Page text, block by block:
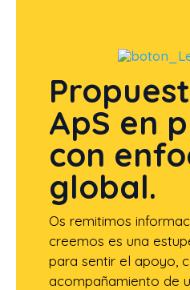
ApS en
con
global.
Os remitimos
creemos es una
para sentir el apoyo,
acompañamiento de